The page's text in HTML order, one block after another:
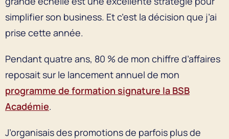
simplifier son business. Et c’est la décision que j’ai
prise cette année.
Pendant quatre ans, 80 % de mon chiffre d’affaires
reposait sur le lancement annuel de mon
programme de formation signature la BSB
Académie.
J’organisais des promotions de parfois plus de